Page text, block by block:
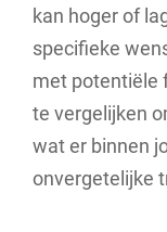
kan hoger of
specifieke
met potentiële
te vergelijken
wat er binnen
onvergetelijke